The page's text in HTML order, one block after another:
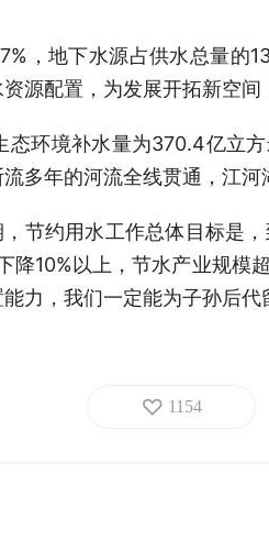
，地下水源占供水总量的
源配置，为发展开拓新空间
态环境补水量为370.4亿立
多年的河流全线贯通，江河
节约用水工作总体目标是
10%以上，节水产业规模
力，我们一定能为子孙后代
1154